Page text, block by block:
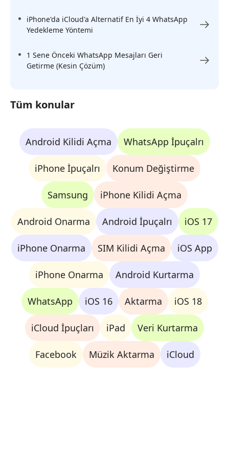
iPhone'da iCloud'a Alternatif En İyi 4 WhatsApp
Yedekleme Yöntemi
1 Sene Önceki WhatsApp Mesajları Geri
Getirme (Kesin Çözüm)
Tüm konular
Android Kilidi Açma WhatsApp İpuçalrı
iPhone İpuçalrı Konum Değiştirme
Samsung iPhone Kilidi Açma
Android Onarma Android İpuçalrı iOS 17
iPhone Onarma SIM Kilidi Açma iOS App
iPhone Onarma Android Kurtarma
WhatsApp iOS 16 Aktarma iOS 18
iCloud İpuçları iPad Veri Kurtarma
Facebook Müzik Aktarma iCloud